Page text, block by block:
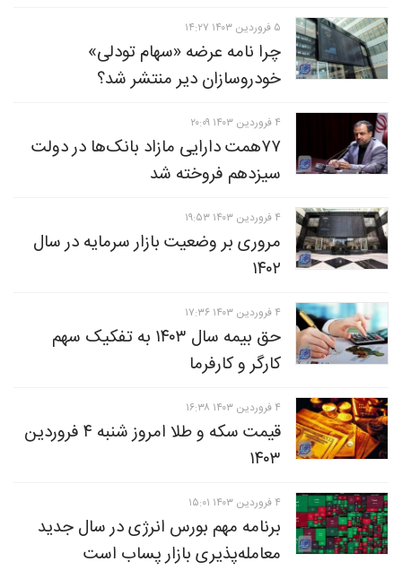
۵ فروردين ۱۴۰۳ ۱۴:۲۷
چرا نامه عرضه «سهام تودلی»
خودروسازان دیر منتشر شد؟
۴ فروردين ۱۴۰۳ ۲۰:۰۹
۷۷همت دارایی‌ مازاد بانک‌ها در دولت
سیزدهم فروخته شد
۴ فروردين ۱۴۰۳ ۱۹:۵۳
مروری بر وضعیت بازار سرمایه در سال
۱۴۰۲
۴ فروردين ۱۴۰۳ ۱۷:۳۶
حق بیمه سال ۱۴۰۳ به تفکیک سهم
کارگر و کارفرما
۴ فروردين ۱۴۰۳ ۱۶:۳۸
قیمت سکه و طلا امروز شنبه ۴ فروردین
۱۴۰۳
۴ فروردين ۱۴۰۳ ۱۵:۰۱
برنامه مهم بورس انرژی در سال جدید
معامله‌پذیری بازار پساب است